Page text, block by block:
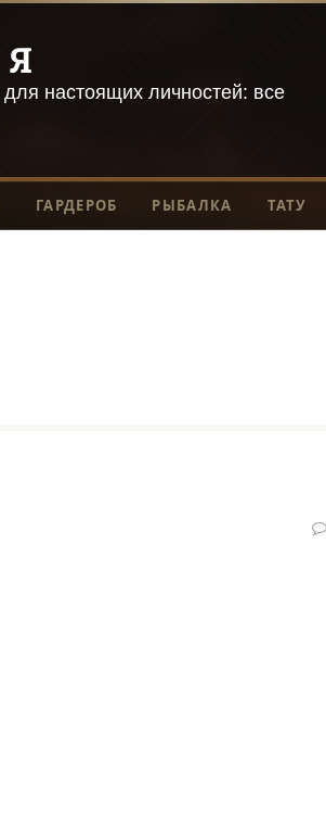
настоящих личностей: все
ГАРДЕРОБ РЫБАЛКА ТАТУ